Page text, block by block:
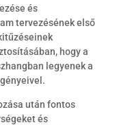
és
tervezésének első
hogy a
legyenek a
után fontos
és